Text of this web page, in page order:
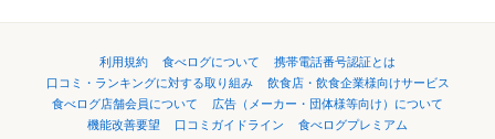
利用規約 食べログについて
携帯電話番号認証とは
口コミ・ランキングに対する取り組み
飲食店・飲食企業様向けサービス
食べログ店舗会員について
広告（メーカー・団体様等向け）について
機能改善要望
口コミガイドライン
食べログプレミアム